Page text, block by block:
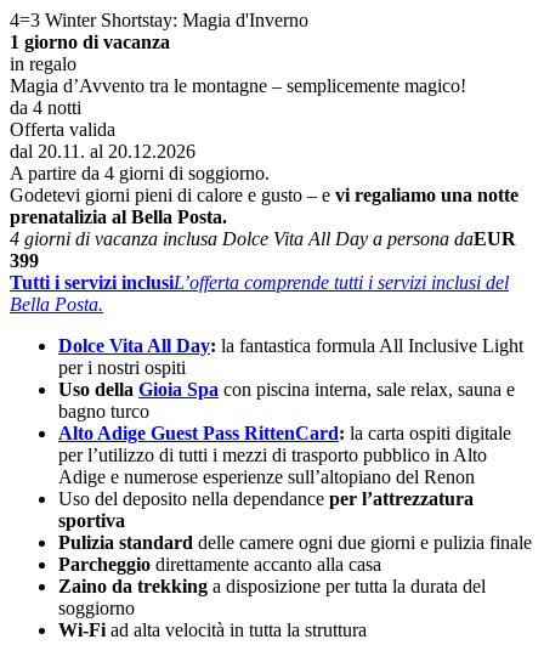
4=3 Winter Shortstay: Magia d'Inverno
1 giorno di vacanza
in regalo
Magia d’Avvento tra le montagne – semplicemente magico!
da 4 notti
Offerta valida
dal 20.11. al 20.12.2026
A partire da 4 giorni di soggiorno.
Godetevi giorni pieni di calore e gusto – e vi regaliamo una notte
prenatalizia al Bella Posta.
4 giorni di vacanza inclusa Dolce Vita All Day a persona daEUR
399
Tutti i servizi inclusiL’offerta comprende tutti i servizi inclusi del
Bella Posta.
Dolce Vita All Day: la fantastica formula All Inclusive Light
per i nostri ospiti
Uso della Gioia Spa con piscina interna, sale relax, sauna e
bagno turco
Alto Adige Guest Pass RittenCard: la carta ospiti digitale
per l’utilizzo di tutti i mezzi di trasporto pubblico in Alto
Adige e numerose esperienze sull’altopiano del Renon
Uso del deposito nella dependance per l’attrezzatura
sportiva
Pulizia standard delle camere ogni due giorni e pulizia finale
Parcheggio direttamente accanto alla casa
Zaino da trekking a disposizione per tutta la durata del
soggiorno
Wi-Fi ad alta velocità in tutta la struttura